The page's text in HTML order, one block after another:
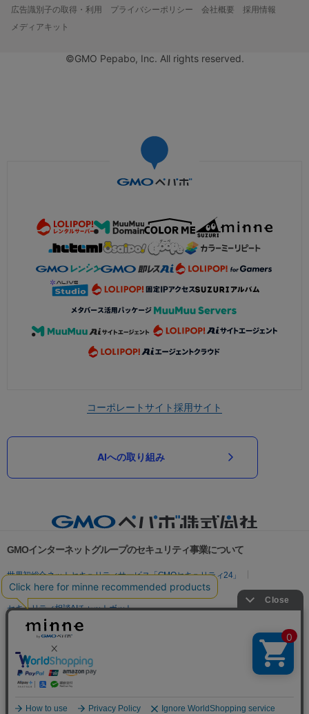
広告識別子の取得・利用
プライバシーポリシー 会社概要
採用情報
メディアキット
©GMO Pepabo, Inc. All rights reserved.
コーポレートサイト採用サイト
AIへの取り組み
GMOインターネットグループのセキュリティ事業について
世界初総合ネットセキュリティサービス「GMOセキュリティ24」
パスワード漏洩診断
Webサイトリスク診断
セキュリティ相談AIチャットボット
実在証明・盗聴対策
サイバー攻撃対策（GMO Flatt Security）
セキュリティ事業の軌跡